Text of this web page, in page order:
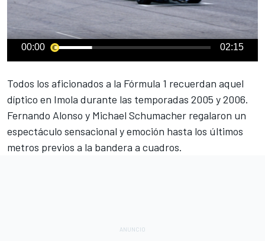
00:00 02:15
Todos los aficionados a la Fórmula 1 recuerdan aquel
díptico en Imola durante las temporadas 2005 y 2006.
Fernando Alonso y Michael Schumacher regalaron un
espectáculo sensacional y emoción hasta los últimos
metros previos a la bandera a cuadros.